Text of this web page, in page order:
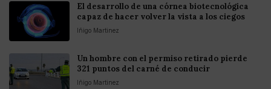
El desarrollo de una córnea biotecnológica
capaz de hacer volver la vista a los ciegos
Iñigo Martinez
Un hombre con el permiso retirado pierde
321 puntos del carné de conducir
Iñigo Martinez